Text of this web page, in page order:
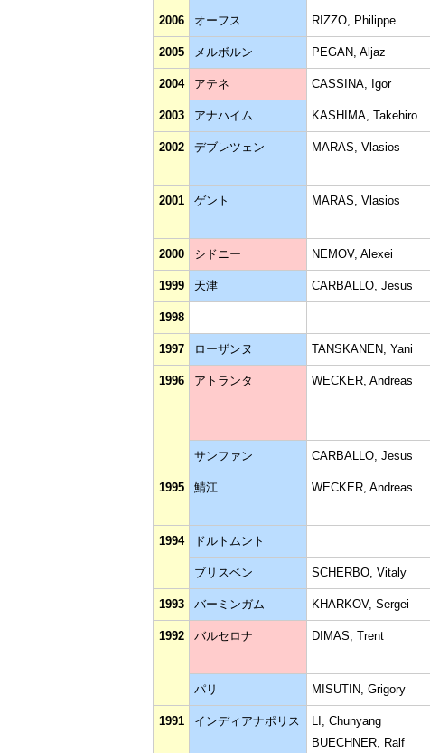
2006 オーフス RIZZO, Philippe
2005 メルボルン PEGAN, Aljaz
2004 アテネ CASSINA, Igor
2003 アナハイム KASHIMA, Takehiro
2002 デブレツェン MARAS, Vlasios
2001 ゲント MARAS, Vlasios
2000 シドニー NEMOV, Alexei
1999 天津 CARBALLO, Jesus
1998
1997 ローザンヌ TANSKANEN, Yani
1996 アトランタ WECKER, Andreas
サンファン CARBALLO, Jesus
1995 鯖江 WECKER, Andreas
1994 ドルトムント
ブリスベン SCHERBO, Vitaly
1993 バーミンガム KHARKOV, Sergei
1992 バルセロナ DIMAS, Trent
パリ MISUTIN, Grigory
1991 インディアナポリス
LI, Chunyang
BUECHNER, Ralf